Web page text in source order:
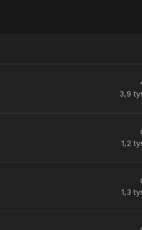
3,9
1,2
1,3